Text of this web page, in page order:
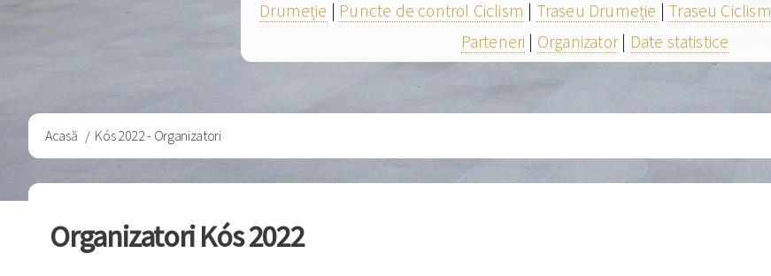
Drumeție | Puncte de control Ciclism | Traseu Drumeție | Traseu Ciclism
Parteneri | Organizator| Date statistice
Breadcrumb
Acasă Kós 2022 - Organizatori
Organizatori Kós 2022